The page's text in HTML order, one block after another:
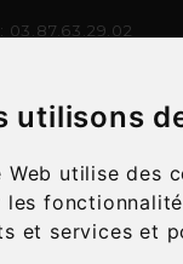
utilisons
Web utilise des
et services et
03.87.63.29.02